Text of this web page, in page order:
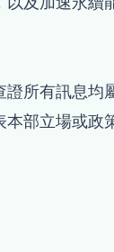
所有訊息均
部立場或政